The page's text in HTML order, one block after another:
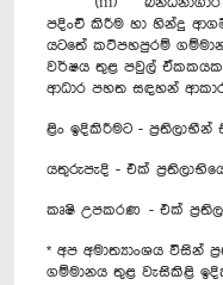
පදිංචි කිරීම හා හින්දු
යටතේ කට්පහපුරම්
වර්ෂය තුළ පවුල්
ආධාර පහත සඳහන්
ළිං ඉදිකිරීමට - ප්‍රතිලාභීන්
යතුරුපැදි - එක්
කෘෂි උපකරණ - එක්
* අප අමාත්‍යාංශය විසින්
ගම්මානය තුළ වැසිකිළි